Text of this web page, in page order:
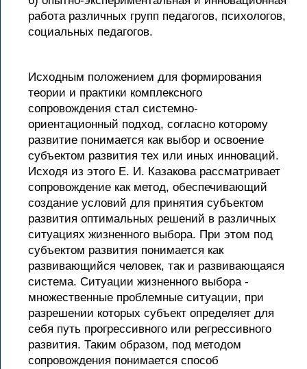
работа различных групп педагогов, психологов,
социальных педагогов.
Исходным положением для формирования
теории и практики комплексного
сопровождения стал системно-
ориентационный подход, согласно которому
развитие понимается как выбор и освоение
субъектом развития тех или иных инноваций.
Исходя из этого Е. И. Казакова рассматривает
сопровождение как метод, обеспечивающий
создание условий для принятия субъектом
развития оптимальных решений в различных
ситуациях жизненного выбора. При этом под
субъектом развития понимается как
развивающийся человек, так и развивающаяся
система. Ситуации жизненного выбора -
множественные проблемные ситуации, при
разрешении которых субъект определяет для
себя путь прогрессивного или регрессивного
развития. Таким образом, под методом
сопровождения понимается способ